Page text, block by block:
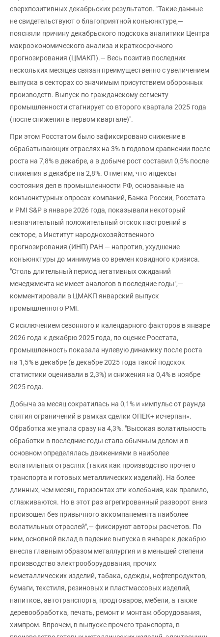
сверхпозитивных декабрьских результатов. "Такие данные
не свидетельствуют о благоприятной конъюнктуре,—
поясняли причину декабрьского подскока аналитики Центра
макроэкономического анализа и краткосрочного
прогнозирования (ЦМАКП).— Весь позитив последних
нескольких месяцев связан преимущественно с увеличением
выпуска в секторах со значимым присутствием оборонных
производств. Выпуск по гражданскому сегменту
промышленности стагнирует со второго квартала 2025 года
(после снижения в первом квартале)".
При этом Росстатом было зафиксировано снижение в
обрабатывающих отраслях на 3% в годовом сравнении после
роста на 7,8% в декабре, а в добыче рост составил 0,5% после
снижения в декабре на 2,8%. Отметим, что индексы
состояния дел в промышленности РФ, основанные на
конъюнктурных опросах компаний, Банка России, Росстата
и PMI S&P в январе 2026 года, показывали некоторый
незначительный положительный отскок настроений в
секторе, а Институт народнохозяйственного
прогнозирования (ИНП) РАН — напротив, ухудшение
конъюнктуры до минимума со времен ковидного кризиса.
"Столь длительный период негативных ожиданий
менеджмента не имеет аналогов в последние годы",—
комментировали в ЦМАКП январский выпуск
промышленного PMI.
С исключением сезонного и календарного факторов в январе
2026 года к декабрю 2025 года, по оценке Росстата,
промышленность показала нулевую динамику после роста
на 1,5% в декабре (в декабре 2025 года такой подскок
статистики оценивали в 2,3%) и снижения на 0,4% в ноябре
2025 года.
Добыча за месяц сократилась на 0,1% и «импульс от раунда
снятия ограничений в рамках сделки ОПЕК+ исчерпан».
Обработка же упала сразу на 4,3%. "Высокая волатильность
обработки в последние годы стала обычным делом и в
основном определялась движениями в наиболее
волатильных отраслях (таких как производство прочего
транспорта и готовых металлических изделий). На более
длинных, чем месяц, горизонтах эти колебания, как правило,
сглаживаются. Но в этот раз агрегированный разворот вниз
произошел без привычного аккомпанемента наиболее
волатильных отраслей",— фиксируют авторы расчетов. По
ним, основной вклад в падение выпуска в январе к декабрю
внесла главным образом металлургия и в меньшей степени
производство электрооборудования, прочих
неметаллических изделий, табака, одежды, нефтепродуктов,
бумаги, текстиля, резиновых и пластмассовых изделий,
напитков, автотранспорта, продтоваров, мебели, а также
деревообработка, печать, ремонт и монтаж оборудования,
химпром. Впрочем, в выпуске прочего транспорта, в